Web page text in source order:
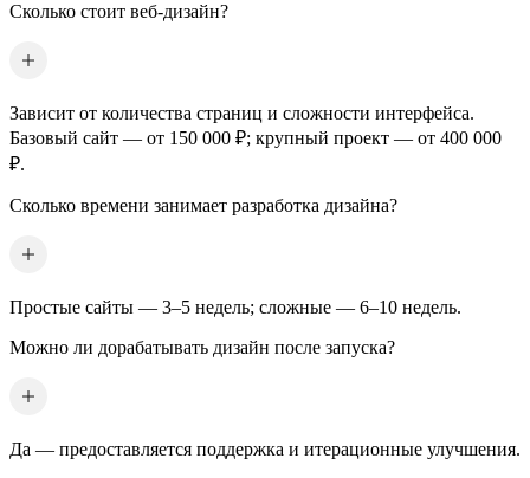
Сколько стоит веб-дизайн?
Зависит от количества страниц и сложности интерфейса.
Базовый сайт — от 150 000 ₽; крупный проект — от 400 000
₽.
Сколько времени занимает разработка дизайна?
Простые сайты — 3–5 недель; сложные — 6–10 недель.
Можно ли дорабатывать дизайн после запуска?
Да — предоставляется поддержка и итерационные улучшения.